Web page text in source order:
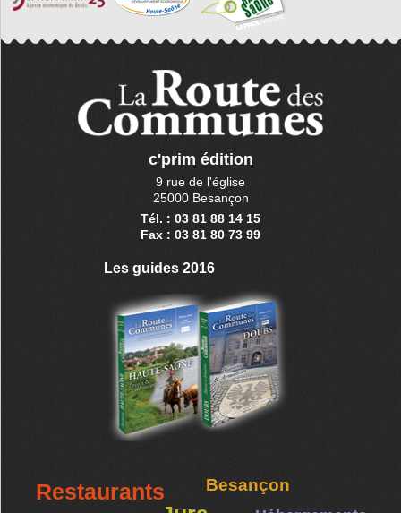
c'prim édition
9 rue de l'église
25000 Besançon
Tél. : 03 81 88 14 15
Fax : 03 81 80 73 99
Les guides 2016
Restaurants Besançon